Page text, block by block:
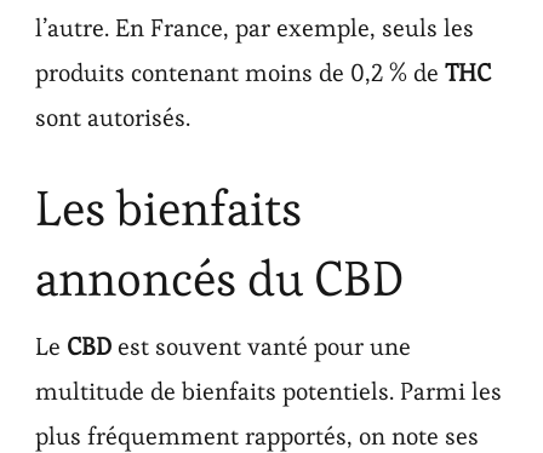
l’autre. En France, par exemple, seuls les
produits contenant moins de 0,2 % de THC
sont autorisés.
Les bienfaits
annoncés du CBD
Le CBDest souvent vanté pour une
multitude de bienfaits potentiels. Parmi les
plus fréquemment rapportés, on note ses